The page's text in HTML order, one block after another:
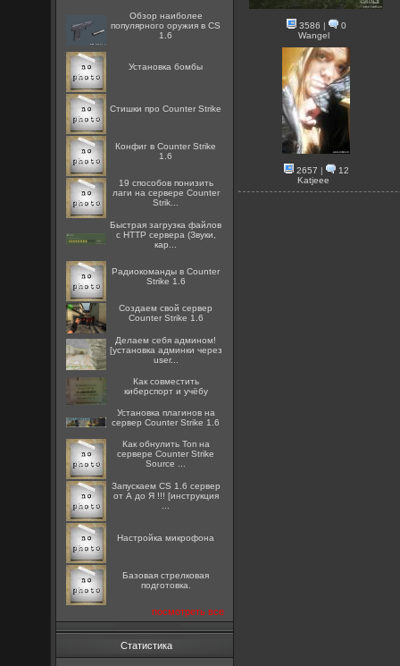
Обзор наиболее
популярного оружия в CS
1.6
Установка бомбы
Стишки про Counter Strike
Конфиг в Counter Strike
1.6
19 способов понизить
лаги на сервере Counter
Strik...
Быстрая загрузка файлов
с HTTP сервера (Звуки,
кар...
Радиокоманды в Counter
Strike 1.6
Создаем свой сервер
Counter Strike 1.6
Делаем себя админом!
[установка админки через
user...
Как совместить
киберспорт и учёбу
Установка плагинов на
сервер Counter Strike 1.6
Как обнулить Топ на
сервере Counter Strike
Source ...
Запускаем CS 1.6 сервер
от А до Я !!! [инструкция
Настройка микрофона
Базовая стрелковая
подготовка.
посмотреть все
Статистика
3586 |
0
Wangel
2657 |
12
Katjeee